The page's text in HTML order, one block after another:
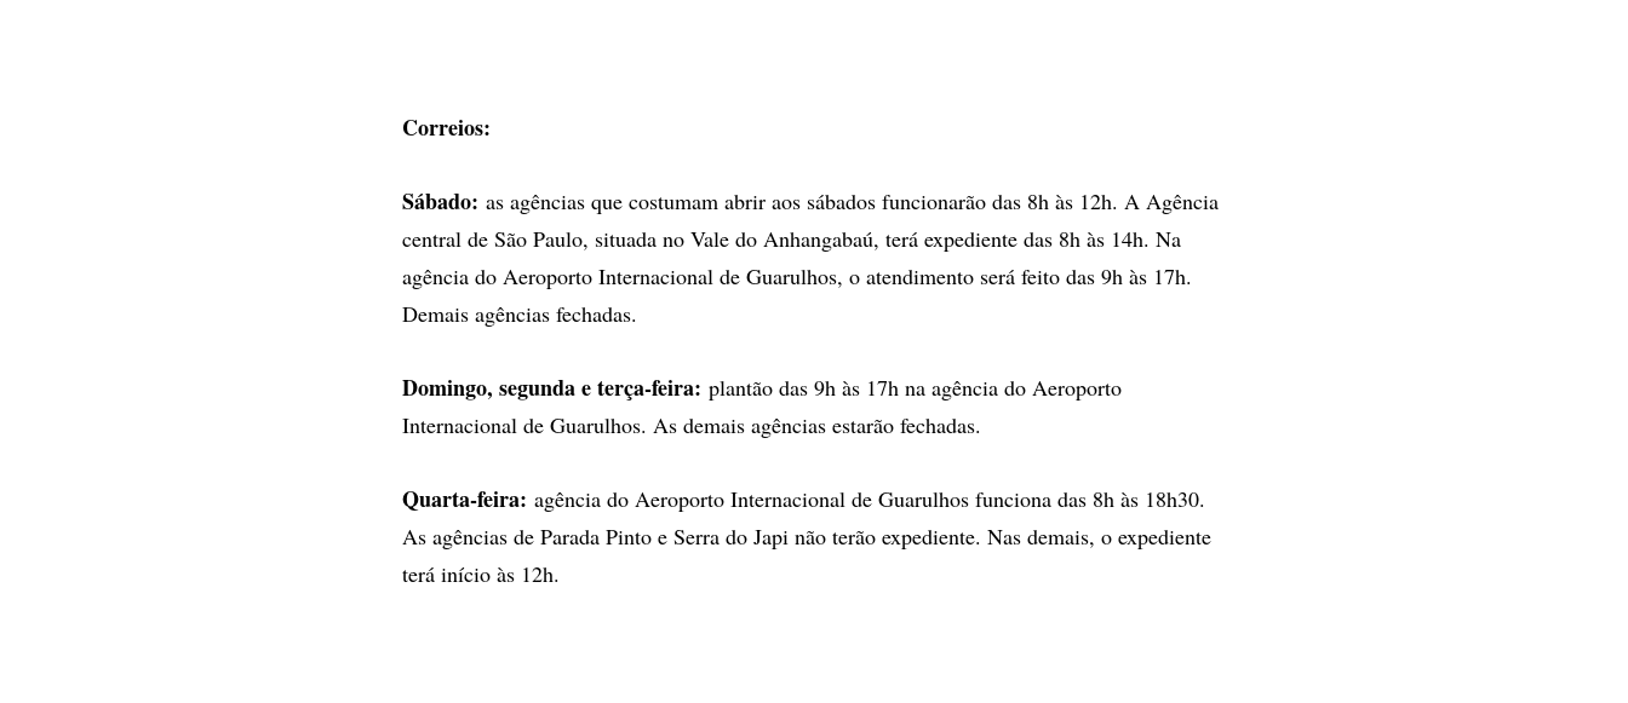
Correios:
Sábado: as agências que costumam abrir aos sábados funcionarão das 8h às 12h. A Agência
central de São Paulo, situada no Vale do Anhangabaú, terá expediente das 8h às 14h. Na
agência do Aeroporto Internacional de Guarulhos, o atendimento será feito das 9h às 17h.
Demais agências fechadas.
Domingo, segunda e terça-feira: plantão das 9h às 17h na agência do Aeroporto
Internacional de Guarulhos. As demais agências estarão fechadas.
Quarta-feira: agência do Aeroporto Internacional de Guarulhos funciona das 8h às 18h30.
As agências de Parada Pinto e Serra do Japi não terão expediente. Nas demais, o expediente
terá início às 12h.